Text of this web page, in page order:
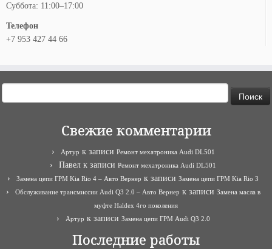
Суббота: 11:00–17:00
Телефон
+7 953 427 44 66
Свежие комментарии
Артур к записи Ремонт мехатроника Audi DL501
Павел к записи Ремонт мехатроника Audi DL501
Замена цепи ГРМ Kia Rio 4 – Авто Вернер к записи Замена цепи ГРМ Kia Rio 3
Обслуживание трансмиссии Audi Q3 2.0 – Авто Вернер к записи Замена масла в
муфте Haldex 4го поколения
Артур к записи Замена цепи ГРМ Audi Q3 2.0
Последние работы